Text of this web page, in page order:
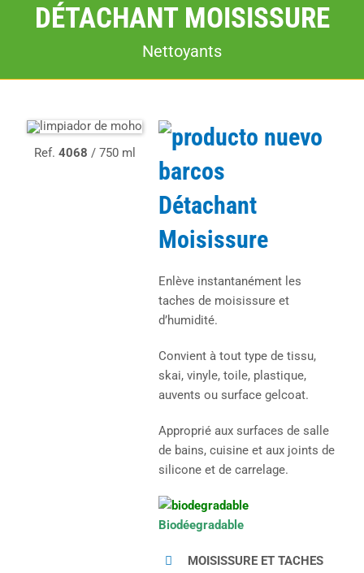
DÉTACHANT MOISISSURE
Nettoyants
Ref. 4068 / 750 ml
Détachant
Moisissure
Enlève instantanément les
taches de moisissure et
d’humidité.
Convient à tout type de tissu,
skai, vinyle, toile, plastique,
auvents ou surface gelcoat.
Approprié aux surfaces de salle
de bains, cuisine et aux joints de
silicone et de carrelage.
Biodéegradable
MOISISSURE ET TACHES